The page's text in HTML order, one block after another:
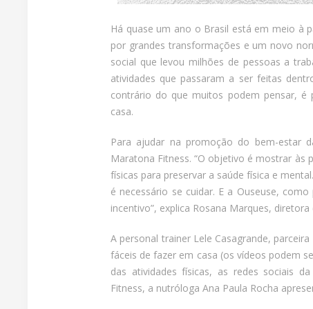
Há quase um ano o Brasil está em meio à
por grandes transformações e um novo
social que levou milhões de pessoas a
atividades que passaram a ser feitas
contrário do que muitos podem pensar,
casa.
Para ajudar na promoção do bem-estar
Maratona Fitness. “O objetivo é mostrar às
físicas para preservar a saúde física e
é necessário se cuidar. E a Ouseuse,
incentivo”, explica Rosana Marques,
A personal trainer Lele Casagrande,
fáceis de fazer em casa (os vídeos podem
das atividades físicas, as redes sociais
Fitness, a nutróloga Ana Paula Rocha